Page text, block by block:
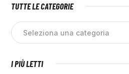
TUTTE LE CATEGORIE
I PIÙ LETTI